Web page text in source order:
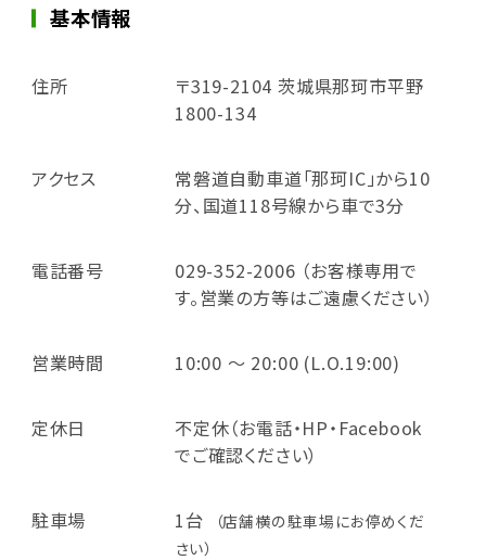
基本情報
住所
〒319-2104 茨城県那珂市平野
1800-134
アクセス
常磐道自動車道「那珂IC」から10
分、国道118号線から車で3分
電話番号
029-352-2006 （お客様専用で
す。営業の方等はご遠慮ください）
営業時間 10:00 ～ 20:00 (L.O.19:00)
定休日
不定休（お電話・HP・Facebook
でご確認ください）
駐車場 1台
（店舗横の駐車場にお停めくだ
さい）